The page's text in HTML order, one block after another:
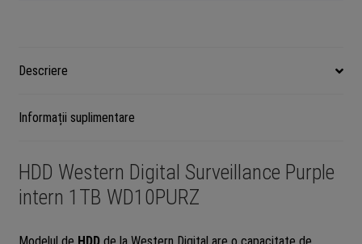
Descriere
Informații suplimentare
HDD Western Digital Surveillance Purple
intern 1TB WD10PURZ